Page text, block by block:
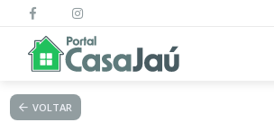
VOLTAR